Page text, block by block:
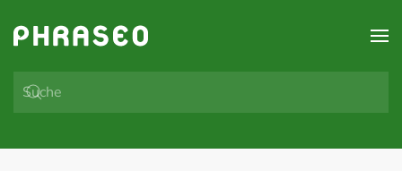
Zum Hauptinhalt springen